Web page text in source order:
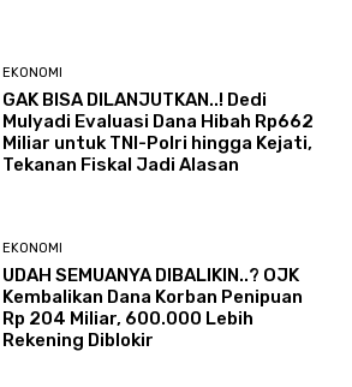
EKONOMI
GAK BISA DILANJUTKAN..! Dedi
Mulyadi Evaluasi Dana Hibah Rp662
Miliar untuk TNI-Polri hingga Kejati,
Tekanan Fiskal Jadi Alasan
EKONOMI
UDAH SEMUANYA DIBALIKIN..? OJK
Kembalikan Dana Korban Penipuan
Rp 204 Miliar, 600.000 Lebih
Rekening Diblokir